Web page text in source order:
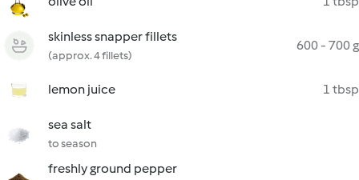
skinless snapper fillets
(approx. 4 fillets)
600 - 700 g
lemon juice 1 tbsp
sea salt
to season
freshly ground pepper